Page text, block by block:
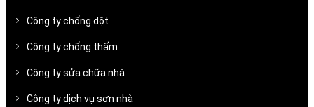
Công ty chống dột
Công ty chống thấm
Công ty sửa chữa nhà
Công ty dịch vụ sơn nhà